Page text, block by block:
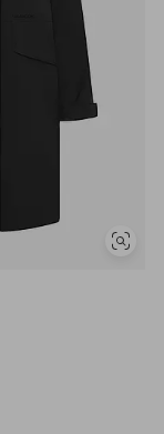
Vis